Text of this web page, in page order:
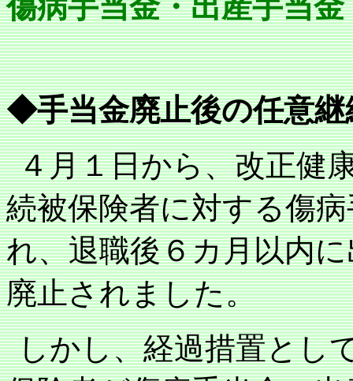
◆手当金廃止後の任意継
４月１日から、改正健
続被保険者に対する傷
れ、退職後６カ月以内
廃止されました。
しかし、経過措置とし